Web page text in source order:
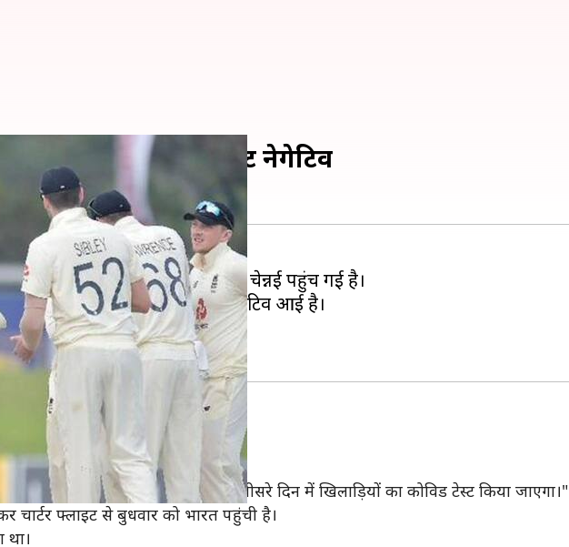
की कोरोना रिपोर्ट नेगेटिव
में इंग्लैंड की टीम बुधवार को चेन्नई पहुंच गई है।
किया गया और सबकी रिपोर्ट नेगेटिव आई है।
पहले दो टेस्ट चेन्नई में खेले जाने हैं।
सूत्र
टेस्ट की रिपोर्ट नेगेटिव आई है और हर तीसरे दिन में खिलाड़ियों का कोविड टेस्ट किया जाएगा।"
चार्टर फ्लाइट से बुधवार को भारत पहुंची है।
था।